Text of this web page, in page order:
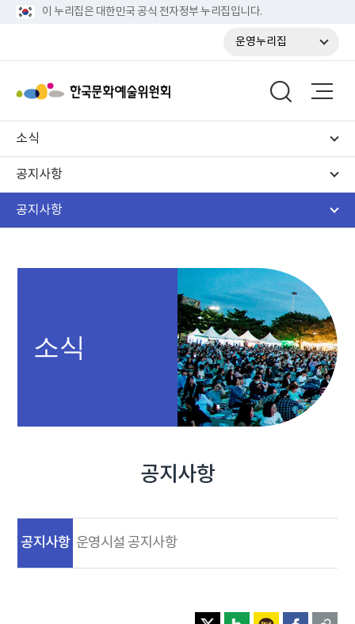
이 누리집은 대한민국 공식 전자정부 누리집입니다.
운영누리집
소식
공지사항
공지사항
소식
공지사항
공지사항 운영시설 공지사항